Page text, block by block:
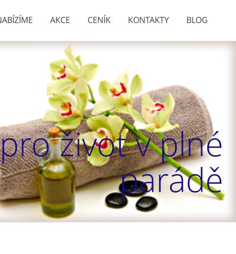
AKCE CENÍK KONTAKTY BLOG
život v plné
parádě